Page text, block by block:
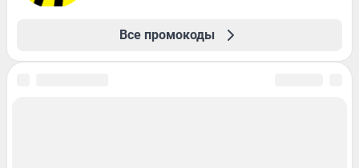
Все промокоды